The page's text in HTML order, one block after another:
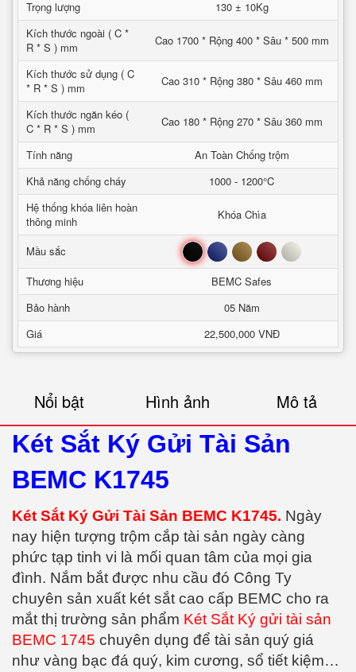
Trọng lượng
130 ± 10Kg
Kích thước ngoài ( C *
R * S ) mm
Cao 1700 * Rộng 400 * Sâu * 500 mm
Kích thước sử dụng ( C
* R * S ) mm
Cao 310 * Rộng 380 * Sâu 460 mm
Kích thước ngăn kéo (
C * R * S ) mm
Cao 180 * Rộng 270 * Sâu 360 mm
Tính năng
An Toàn Chống trộm
Khả năng chống cháy
1000 - 1200°C
Hệ thống khóa liên hoàn
thông minh
Khóa Chìa
Mầu sắc Đen Xanh Nâu Đỏ Trắng
Thương hiệu
BEMC Safes
Bảo hành
05 Năm
Giá
22,500,000 VNĐ
Nổi bật Hình ảnh Mô tả
Két Sắt Ký Gửi Tài Sản
BEMC K1745
Két Sắt Ký Gửi Tài Sản BEMC K1745. Ngày
nay hiện tượng trộm cắp tài sản ngày càng
phức tạp tinh vi là mối quan tâm của mọi gia
đình. Nắm bắt được nhu cầu đó Công Ty
chuyên sản xuất két sắt cao cấp BEMC cho ra
mắt thị trường sản phẩm Két Sắt Ký gửi tài sản
BEMC 1745 chuyên dụng để tài sản quý giá
như vàng bạc đá quý, kim cương, sổ tiết kiệm…